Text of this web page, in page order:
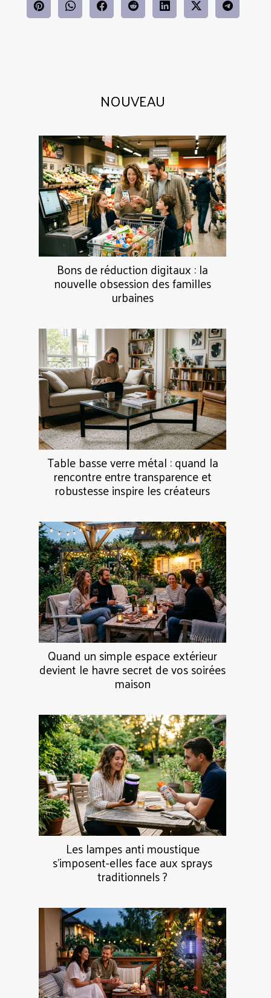
NOUVEAU
Bons de réduction digitaux : la
nouvelle obsession des familles
urbaines
Table basse verre métal : quand la
rencontre entre transparence et
robustesse inspire les créateurs
Quand un simple espace extérieur
devient le havre secret de vos soirées
maison
Les lampes anti moustique
s’imposent-elles face aux sprays
traditionnels ?